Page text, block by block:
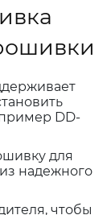
DD-
для
надежного
чтобы